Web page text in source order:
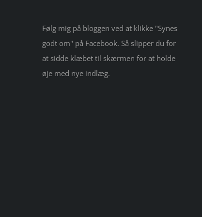
Følg mig på bloggen ved at klikke "Synes
godt om" på Facebook. Så slipper du for
at sidde klæbet til skærmen for at holde
øje med nye indlæg.